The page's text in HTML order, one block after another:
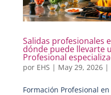
Salidas profesionales
dónde puede llevarte
Profesional
por EHS | May 29, 2026|
Formación Profesional